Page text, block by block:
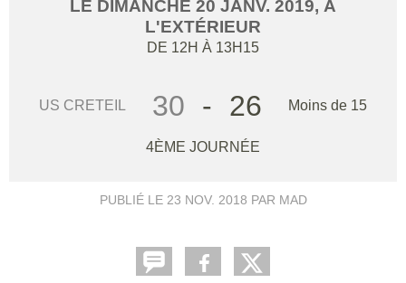
LE DIMANCHE 20 JANV. 2019, À
L'EXTÉRIEUR
DE 12H À 13H15
US CRETEIL 30 - 26 Moins de 15
4ÈME JOURNÉE
PUBLIÉ LE 23 NOV. 2018 PAR MAD